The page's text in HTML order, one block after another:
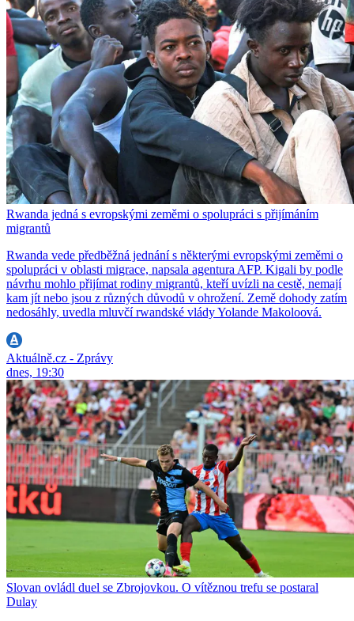
Rwanda jedná s evropskými zeměmi o spolupráci s přijímáním
migrantů
Rwanda vede předběžná jednání s některými evropskými zeměmi o
spolupráci v oblasti migrace, napsala agentura AFP. Kigali by podle
návrhu mohlo přijímat rodiny migrantů, kteří uvízli na cestě, nemají
kam jít nebo jsou z různých důvodů v ohrožení. Země dohody zatím
nedosáhly, uvedla mluvčí rwandské vlády Yolande Makoloová.
Aktuálně.cz - Zprávy
dnes, 19:30
Slovan ovládl duel se Zbrojovkou. O vítěznou trefu se postaral
Dulay